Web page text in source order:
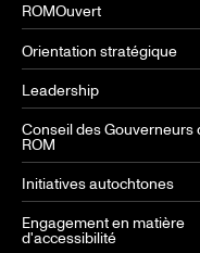
ROMOuvert
Orientation stratégique
Leadership
Conseil des Gouverneurs
ROM
Initiatives autochtones
Engagement en matière
d'accessibilité